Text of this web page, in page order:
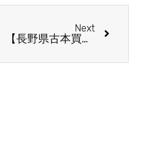
Next
【長野県古本買取事例】画集唐宋元明名画大観/ 海法秀一画戦闘機肉筆油彩画など希少品をお譲り頂きました。